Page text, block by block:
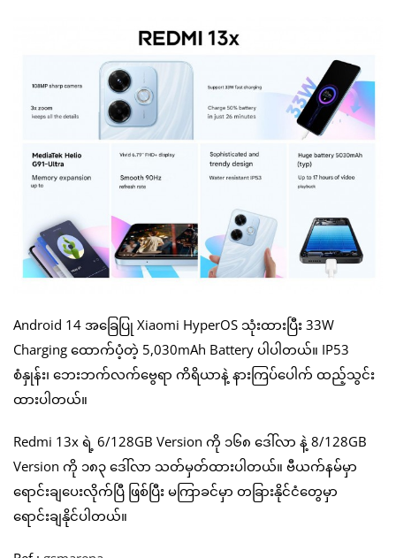
Android 14 အခြေပြု Xiaomi HyperOS သုံးထားပြီး 33W
Charging ထောက်ပံ့တဲ့ 5,030mAh Battery ပါပါတယ်။ IP53
စံနှုန်း၊ ဘေးဘက်လက်ဗွေရာ ကိရိယာနဲ့ နားကြပ်ပေါက် ထည့်သွင်း
ထားပါတယ်။
Redmi 13x ရဲ့ 6/128GB Version ကို ၁၆၈ ဒေါ်လာ နဲ့ 8/128GB
Version ကို ၁၈၃ ဒေါ်လာ သတ်မှတ်ထားပါတယ်။ ဗီယက်နမ်မှာ
ရောင်းချပေးလိုက်ပြီ ဖြစ်ပြီး မကြာခင်မှာ တခြားနိုင်ငံတွေမှာ
ရောင်းချနိုင်ပါတယ်။